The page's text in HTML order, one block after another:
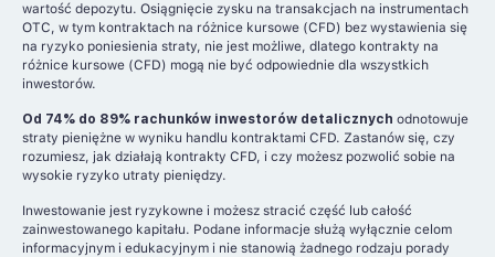
wartość depozytu. Osiągnięcie zysku na transakcjach na instrumentach
OTC, w tym kontraktach na różnice kursowe (CFD) bez wystawienia się
na ryzyko poniesienia straty, nie jest możliwe, dlatego kontrakty na
różnice kursowe (CFD) mogą nie być odpowiednie dla wszystkich
inwestorów.
Od 74% do 89% rachunków inwestorów detalicznych odnotowuje
straty pieniężne w wyniku handlu kontraktami CFD. Zastanów się, czy
rozumiesz, jak działają kontrakty CFD, i czy możesz pozwolić sobie na
wysokie ryzyko utraty pieniędzy.
Inwestowanie jest ryzykowne i możesz stracić część lub całość
zainwestowanego kapitału. Podane informacje służą wyłącznie celom
informacyjnym i edukacyjnym i nie stanowią żadnego rodzaju porady